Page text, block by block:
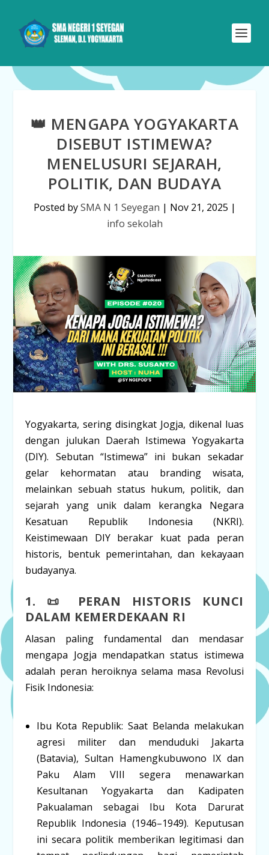
👑 MENGAPA YOGYAKARTA
DISEBUT ISTIMEWA?
MENELUSURI SEJARAH,
POLITIK, DAN BUDAYA
Posted bySMA N 1 Seyegan | Nov 21, 2025 |
info sekolah
Yogyakarta, sering disingkat Jogja, dikenal luas
dengan julukan Daerah Istimewa Yogyakarta
(DIY). Sebutan “Istimewa” ini bukan sekadar
gelar kehormatan atau brandingwisata,
melainkan sebuah status hukum, politik, dan
sejarah yang unik dalam kerangka Negara
Kesatuan Republik Indonesia (NKRI).
Keistimewaan DIY berakar kuat pada peran
historis, bentuk pemerintahan, dan kekayaan
budayanya.
1. 📜 PERAN HISTORIS KUNCI
DALAM KEMERDEKAAN RI
Alasan paling fundamental dan mendasar
mengapa Jogja mendapatkan status istimewa
adalah peran heroiknya selama masa Revolusi
Fisik Indonesia:
Ibu Kota Republik: Saat Belanda melakukan
agresi militer dan menduduki Jakarta
(Batavia), Sultan Hamengkubuwono IX dan
Paku Alam VIII segera menawarkan
Kesultanan Yogyakarta dan Kadipaten
Pakualaman sebagai Ibu Kota Darurat
Republik Indonesia (1946–1949). Keputusan
ini secara politik memberikan legitimasi dan